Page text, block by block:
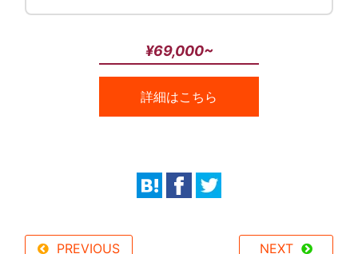
¥69,000~
詳細はこちら
PREVIOUS NEXT